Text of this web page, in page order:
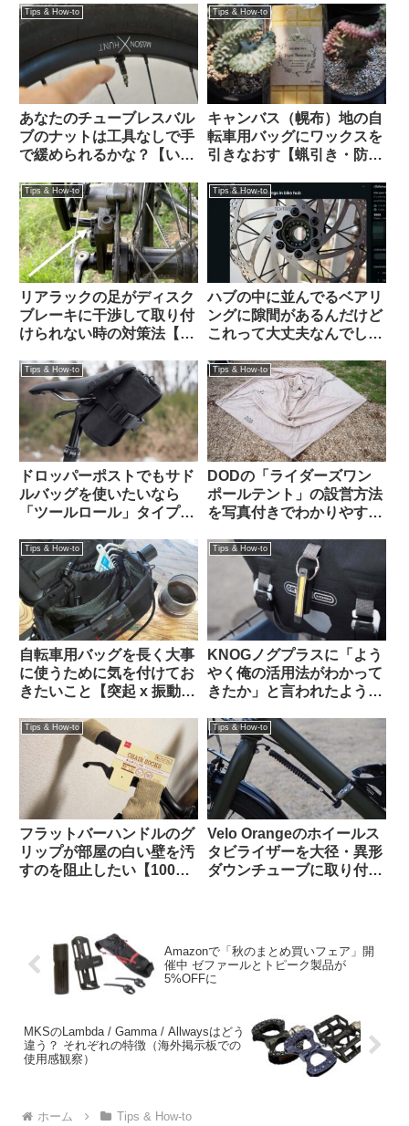
【Tern Crest カスタム】
ら）Ortlieb Gravel-Pack /
Quick-Rack
Tips & How-to
あなたのチューブレスバル
ブのナットは工具なしで手
で緩められるかな？【いま
Tips & How-to
キャンバス（幌布）地の自
転車用バッグにワックスを
引きなおす【蝋引き・防水
Tips & How-to
リアラックの足がディスク
ブレーキに干渉して取り付
けられない時の対策法【大
Tips & How-to
ハブの中に並んでるベアリ
ングに隙間があるんだけど
これって大丈夫なんでしょ
Tips & How-to
ドロッパーポストでもサド
ルバッグを使いたいなら
「ツールロール」タイプも
Tips & How-to
DODの「ライダーズワン
ポールテント」の設営方法
を写真付きでわかりやすく
Tips & How-to
自転車用バッグを長く大事
に使うために気を付けてお
きたいこと【突起 x 振動
Tips & How-to
KNOGノグプラスに「よう
やく俺の活用法がわかって
きたか」と言われたような
ハンドルバーパックとの相
性良し
Tips & How-to
フラットバーハンドルのグ
リップが部屋の白い壁を汚
すのを阻止したい【100均
Tips & How-to
Velo Orangeのホイールス
タビライザーを大径・異形
ダウンチューブに取り付け
Amazonで「秋のまとめ買いフェア」開
催中 ゼファールとトピーク製品が
5%OFFに
MKSのLambda / Gamma / Allwaysはどう
違う？ それぞれの特徴（海外掲示板での
使用感観察）
ホーム Tips & How-to